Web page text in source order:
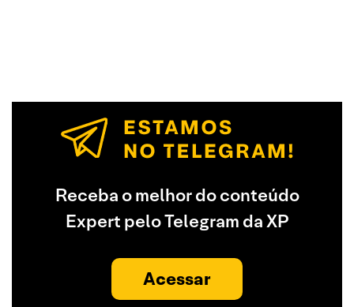
Receba o melhor do conteúdo
Expert pelo Telegram da XP
Acessar